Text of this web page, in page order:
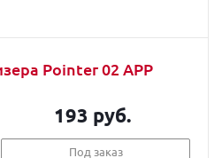
Pointer 02 APP
193 руб.
Под заказ